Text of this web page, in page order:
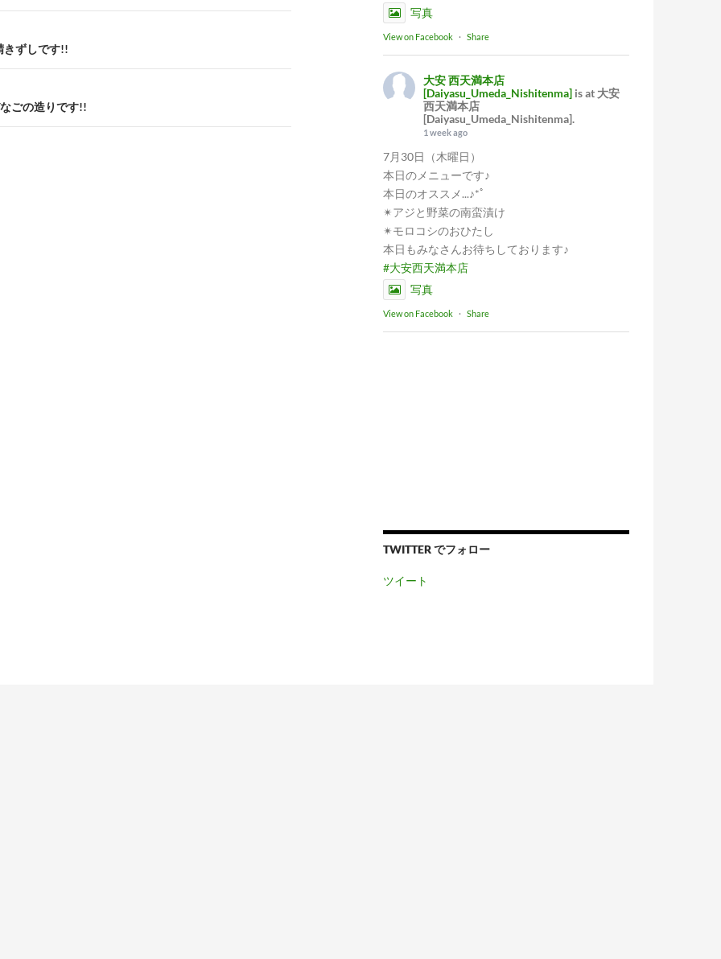
きずしです!!
ごの造りです!!
写真
View on Facebook · Share
大安 西天満本店
[Daiyasu_Umeda_Nishitenma] is at 大安
西天満本店
[Daiyasu_Umeda_Nishitenma].
1 week ago
7月30日（木曜日）
本日のメニューです♪
本日のオススメ...♪*ﾟ
✴︎アジと野菜の南蛮漬け
✴︎モロコシのおひたし
本日もみなさんお待ちしております♪
#大安西天満本店
写真
View on Facebook · Share
TWITTER でフォロー
ツイート